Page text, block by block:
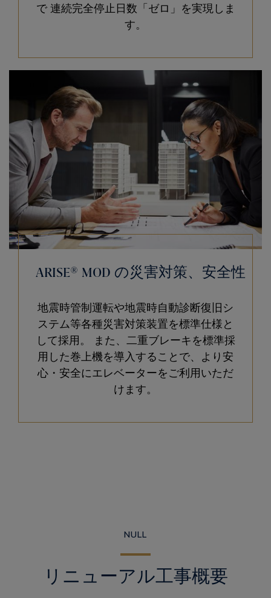
で 連続完全停止日数「ゼロ」を実現しま
す。
ARISE® MOD の災害対策、安全性
地震時管制運転や地震時自動診断復旧シ
ステム等各種災害対策装置を標準仕様と
して採用。 また、二重ブレーキを標準採
用した巻上機を導入することで、より安
心・安全にエレベーターをご利用いただ
けます。
NULL
リニューアル工事概要